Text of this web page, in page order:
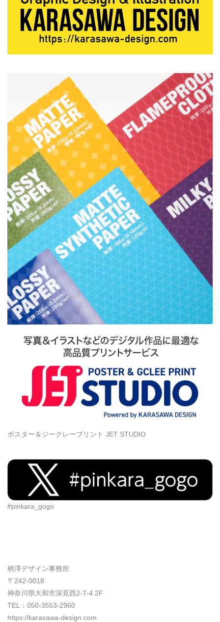
ポスター＆ジークレープリント JET STUDIO
#pinkara_gogo
柄澤デザイン事務所
〒242-0018
神奈川県大和市深見西2-7-4 2F
TEL：050-3553-2960
https://karasawa-design.com